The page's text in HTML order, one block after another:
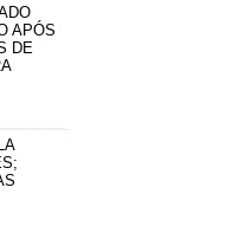
APÓS
DE